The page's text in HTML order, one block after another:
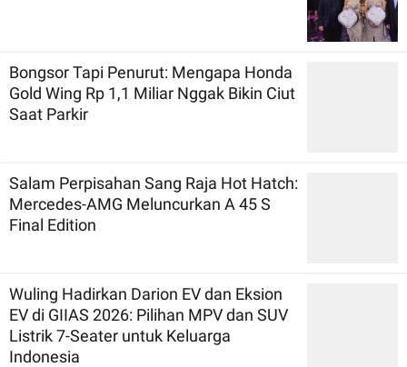
Bongsor Tapi Penurut: Mengapa Honda
Gold Wing Rp 1,1 Miliar Nggak Bikin Ciut
Saat Parkir
Salam Perpisahan Sang Raja Hot Hatch:
Mercedes-AMG Meluncurkan A 45 S
Final Edition
Wuling Hadirkan Darion EV dan Eksion
EV di GIIAS 2026: Pilihan MPV dan SUV
Listrik 7-Seater untuk Keluarga
Indonesia